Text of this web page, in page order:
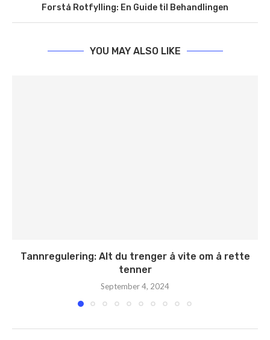
Forstå Rotfylling: En Guide til Behandlingen
YOU MAY ALSO LIKE
Tannregulering: Alt du trenger å vite om å rette
tenner
September 4, 2024